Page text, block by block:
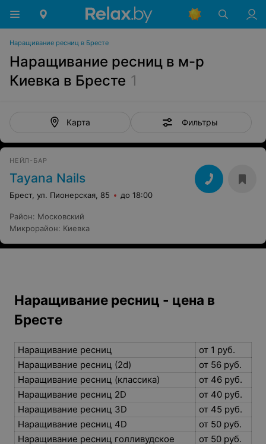
Наращивание ресниц в Бресте
Наращивание ресниц в м-р
Киевка в Бресте 1
Карта Фильтры
НЕЙЛ-БАР
Tayana Nails
Брест, ул. Пионерская, 85 до 18:00
Район: Московский
Микрорайон: Киевка
Наращивание ресниц - цена в
Бресте
Наращивание ресниц
от 1 руб.
Наращивание ресниц (2d)
от 56 руб.
Наращивание ресниц (классика)
от 46 руб.
Наращивание ресниц 2D
от 40 руб.
Наращивание ресниц 3D
от 45 руб.
Наращивание ресниц 4D
от 50 руб.
Наращивание ресниц голливудское
от 50 руб.